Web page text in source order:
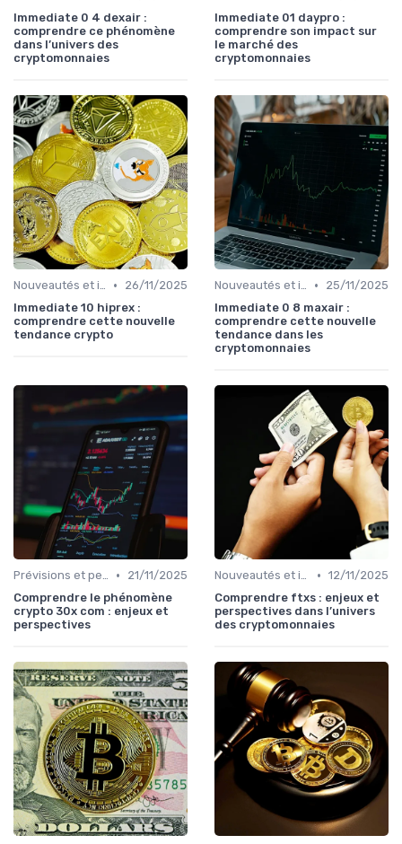
Immediate 0 4 dexair :
comprendre ce phénomène
dans l’univers des
cryptomonnaies
Immediate 01 daypro :
comprendre son impact sur
le marché des
cryptomonnaies
Nouveautés et innovations •
26/11/2025
Immediate 10 hiprex :
comprendre cette nouvelle
tendance crypto
Nouveautés et innovations •
25/11/2025
Immediate 0 8 maxair :
comprendre cette nouvelle
tendance dans les
cryptomonnaies
Prévisions et perspectives •
21/11/2025
Comprendre le phénomène
crypto 30x com : enjeux et
perspectives
Nouveautés et innovations • 12/11/2025
Comprendre ftxs : enjeux et
perspectives dans l’univers
des cryptomonnaies